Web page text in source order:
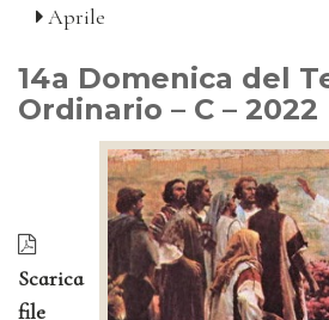
Aprile
14a Domenica del
Ordinario – C – 2022
Scarica
file